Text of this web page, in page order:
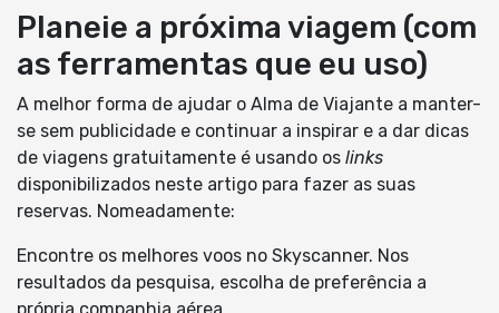
Planeie a próxima viagem (com
as ferramentas que eu uso)
A melhor forma de ajudar o Alma de Viajante a manter-
se sem publicidade e continuar a inspirar e a dar dicas
de viagens gratuitamente é usando os links
disponibilizados neste artigo para fazer as suas
reservas. Nomeadamente:
Encontre os melhores voos no Skyscanner. Nos
resultados da pesquisa, escolha de preferência a